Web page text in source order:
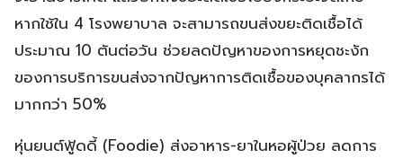
หากใช้ใน 4 โรงพยาบาล จะสามารถขนส่งขยะติดเชื้อได้
ประมาณ 10 ตันต่อวัน ช่วยลดปัญหาของการหยุดชะงัก
ของการบริการขนส่งจากปัญหาการติดเชื้อของบุคลากรได้
มากกว่า 50%
หุ่นยนต์ฟู้ดดี้ (Foodie) ส่งอาหาร-ยาในหอผู้ป่วย ลดการ